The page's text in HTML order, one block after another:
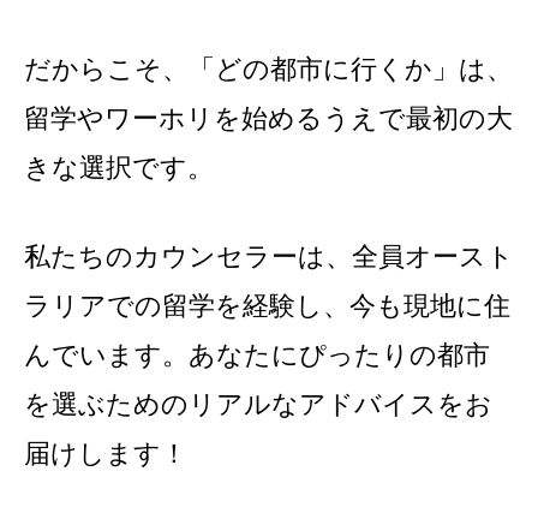
だからこそ、「どの都市に行くか」は、
留学やワーホリを始めるうえで最初の大
きな選択です。
私たちのカウンセラーは、全員オースト
ラリアでの留学を経験し、今も現地に住
んでいます。あなたにぴったりの都市
を選ぶためのリアルなアドバイスをお
届けします！